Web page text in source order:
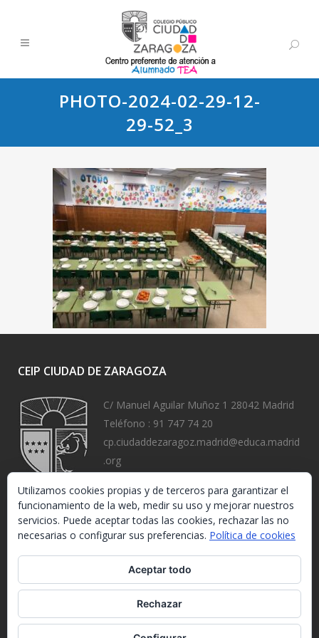
PHOTO-2024-02-29-12-
29-52_3
CEIP CIUDAD DE ZARAGOZA
C/ Manuel Aguilar Muñoz 1 28042 Madrid
Teléfono : 91 747 74 20
cp.ciudaddezaragoz.madrid@educa.madrid
.org
Utilizamos cookies propias y de terceros para garantizar el
funcionamiento de la web, medir su uso y mejorar nuestros
servicios. Puede aceptar todas las cookies, rechazar las no
necesarias o configurar sus preferencias. Política de cookies
Aceptar todo
Rechazar